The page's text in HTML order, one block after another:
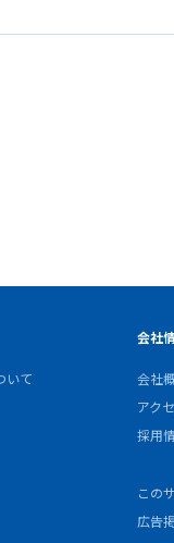
いて
会社
会社
アク
採用
この
広告